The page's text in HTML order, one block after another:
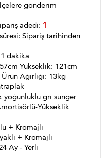
gönderim
adedi: 1
Sipariş tarihinden
dakika
Yükseklik: 121cm
Ağırlığı: 13kg
yoğunluklu gri sünger
Yükseklik
+ Kromajlı
+ Kromajlı
Ay - Yerli